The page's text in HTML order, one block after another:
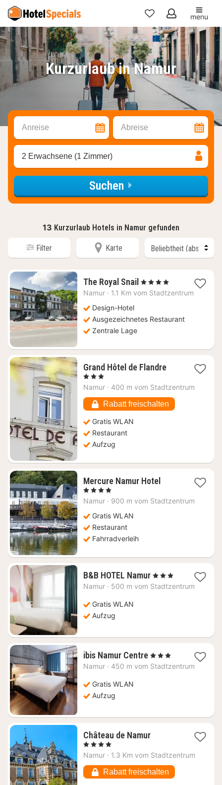
Meine
Favoriten
menu
Kurzurlaub in Namur
Anreise Abreise
2 Erwachsene (1 Zimmer)
Suchen
13 Kurzurlaub Hotels in Namur gefunden
Filter Karte
The Royal Snail 1
Nacht
€
, 4 Sterne
Namur · 1.1 Km vom Stadtzentrum
Design-Hotel
Ausgezeichnetes Restaurant
Zentrale Lage
Grand Hôtel de Flandre1
ab
€
, 3 Sterne
Namur · 400 m vom Stadtzentrum
Rabatt freischalten
Gratis WLAN
Restaurant
Aufzug
Mercure Namur Hotel1
ab
, 4 Sterne
Namur · 900 m vom Stadtzentrum
Gratis WLAN
Restaurant
Fahrradverleih
B&B HOTEL Namur1
Nacht
, 3 Sterne
Namur · 500 m vom Stadtzentrum
Gratis WLAN
Aufzug
ibis Namur Centre1
Nacht
, 3 Sterne
Namur · 450 m vom Stadtzentrum
Gratis WLAN
Aufzug
Château de Namur1
ab
€
, 4 Sterne
Namur · 1.3 Km vom Stadtzentrum
Rabatt freischalten